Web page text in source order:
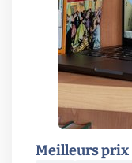
Meilleurs prix